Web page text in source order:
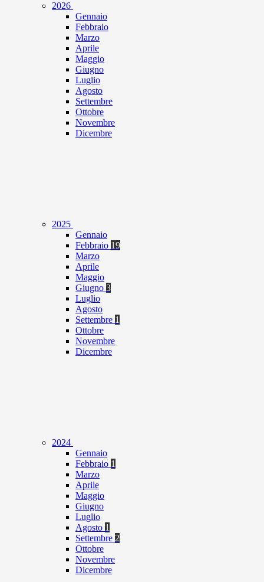
2026
Gennaio
Febbraio
Marzo
Aprile
Maggio
Giugno
Luglio
Agosto
Settembre
Ottobre
Novembre
Dicembre
2025
Gennaio
Febbraio 19
Marzo
Aprile
Maggio
Giugno 3
Luglio
Agosto
Settembre 1
Ottobre
Novembre
Dicembre
2024
Gennaio
Febbraio 1
Marzo
Aprile
Maggio
Giugno
Luglio
Agosto 1
Settembre 2
Ottobre
Novembre
Dicembre